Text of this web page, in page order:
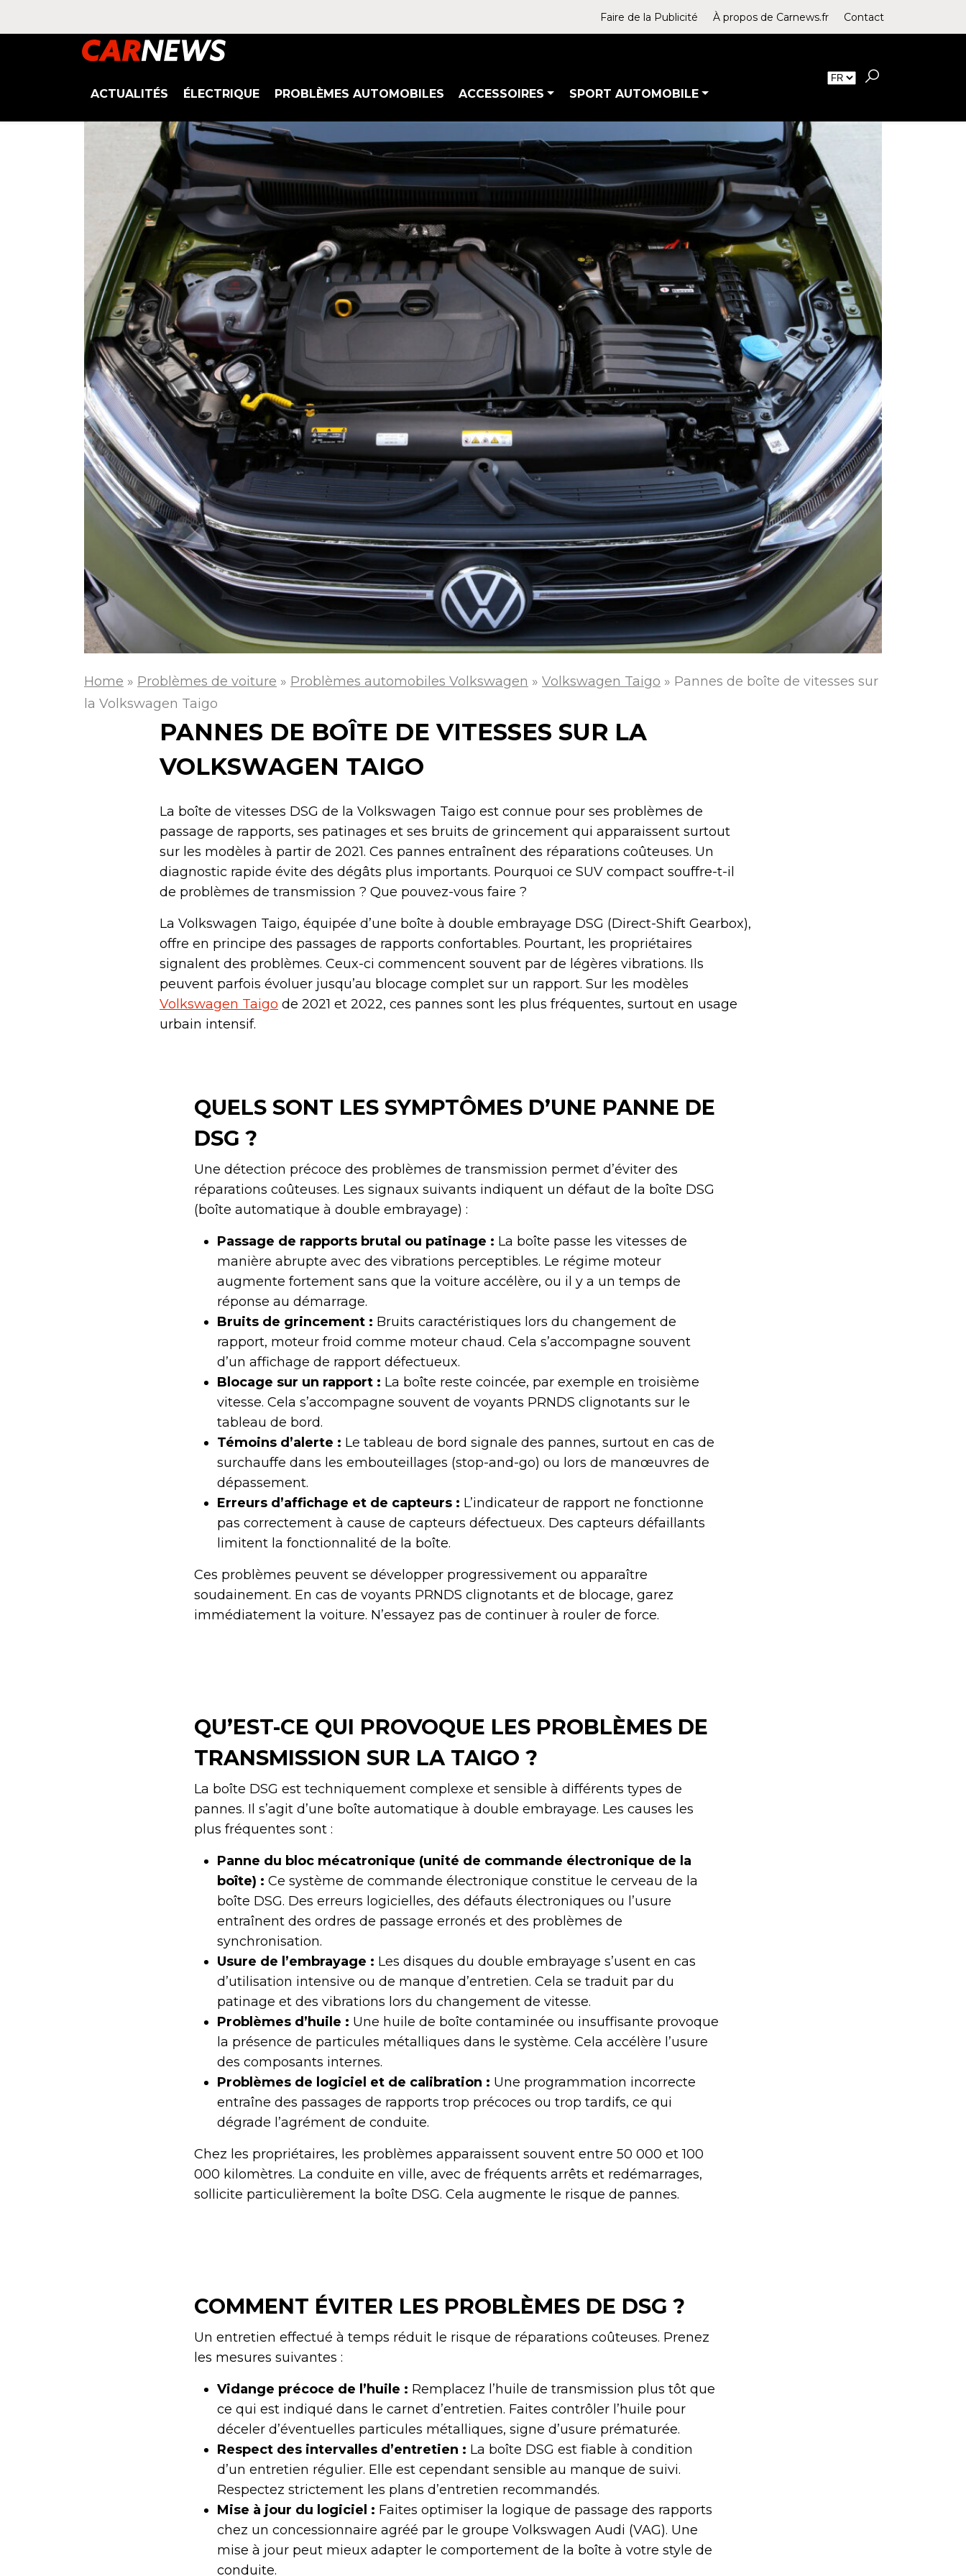
Faire de la Publicité À propos de Carnews.fr Contact
ACTUALITÉS ÉLECTRIQUE PROBLÈMES AUTOMOBILES ACCESSOIRES SPORT AUTOMOBILE
Home » Problèmes de voiture » Problèmes automobiles Volkswagen » Volkswagen Taigo » Pannes de boîte de vitesses sur
la Volkswagen Taigo
PANNES DE BOÎTE DE VITESSES SUR LA
VOLKSWAGEN TAIGO
La boîte de vitesses DSG de la Volkswagen Taigo est connue pour ses problèmes de
passage de rapports, ses patinages et ses bruits de grincement qui apparaissent surtout
sur les modèles à partir de 2021. Ces pannes entraînent des réparations coûteuses. Un
diagnostic rapide évite des dégâts plus importants. Pourquoi ce SUV compact souffre-t-il
de problèmes de transmission ? Que pouvez-vous faire ?
La Volkswagen Taigo, équipée d’une boîte à double embrayage DSG (Direct-Shift Gearbox),
offre en principe des passages de rapports confortables. Pourtant, les propriétaires
signalent des problèmes. Ceux-ci commencent souvent par de légères vibrations. Ils
peuvent parfois évoluer jusqu’au blocage complet sur un rapport. Sur les modèles
Volkswagen Taigo de 2021 et 2022, ces pannes sont les plus fréquentes, surtout en usage
urbain intensif.
QUELS SONT LES SYMPTÔMES D’UNE PANNE DE
DSG ?
Une détection précoce des problèmes de transmission permet d’éviter des
réparations coûteuses. Les signaux suivants indiquent un défaut de la boîte DSG
(boîte automatique à double embrayage) :
Passage de rapports brutal ou patinage : La boîte passe les vitesses de
manière abrupte avec des vibrations perceptibles. Le régime moteur
augmente fortement sans que la voiture accélère, ou il y a un temps de
réponse au démarrage.
Bruits de grincement : Bruits caractéristiques lors du changement de
rapport, moteur froid comme moteur chaud. Cela s’accompagne souvent
d’un affichage de rapport défectueux.
Blocage sur un rapport : La boîte reste coincée, par exemple en troisième
vitesse. Cela s’accompagne souvent de voyants PRNDS clignotants sur le
tableau de bord.
Témoins d’alerte : Le tableau de bord signale des pannes, surtout en cas de
surchauffe dans les embouteillages (stop-and-go) ou lors de manœuvres de
dépassement.
Erreurs d’affichage et de capteurs : L’indicateur de rapport ne fonctionne
pas correctement à cause de capteurs défectueux. Des capteurs défaillants
limitent la fonctionnalité de la boîte.
Ces problèmes peuvent se développer progressivement ou apparaître
soudainement. En cas de voyants PRNDS clignotants et de blocage, garez
immédiatement la voiture. N’essayez pas de continuer à rouler de force.
QU’EST-CE QUI PROVOQUE LES PROBLÈMES DE
TRANSMISSION SUR LA TAIGO ?
La boîte DSG est techniquement complexe et sensible à différents types de
pannes. Il s’agit d’une boîte automatique à double embrayage. Les causes les
plus fréquentes sont :
Panne du bloc mécatronique (unité de commande électronique de la
boîte) : Ce système de commande électronique constitue le cerveau de la
boîte DSG. Des erreurs logicielles, des défauts électroniques ou l’usure
entraînent des ordres de passage erronés et des problèmes de
synchronisation.
Usure de l’embrayage : Les disques du double embrayage s’usent en cas
d’utilisation intensive ou de manque d’entretien. Cela se traduit par du
patinage et des vibrations lors du changement de vitesse.
Problèmes d’huile : Une huile de boîte contaminée ou insuffisante provoque
la présence de particules métalliques dans le système. Cela accélère l’usure
des composants internes.
Problèmes de logiciel et de calibration : Une programmation incorrecte
entraîne des passages de rapports trop précoces ou trop tardifs, ce qui
dégrade l’agrément de conduite.
Chez les propriétaires, les problèmes apparaissent souvent entre 50 000 et 100
000 kilomètres. La conduite en ville, avec de fréquents arrêts et redémarrages,
sollicite particulièrement la boîte DSG. Cela augmente le risque de pannes.
COMMENT ÉVITER LES PROBLÈMES DE DSG ?
Un entretien effectué à temps réduit le risque de réparations coûteuses. Prenez
les mesures suivantes :
Vidange précoce de l’huile : Remplacez l’huile de transmission plus tôt que
ce qui est indiqué dans le carnet d’entretien. Faites contrôler l’huile pour
déceler d’éventuelles particules métalliques, signe d’usure prématurée.
Respect des intervalles d’entretien : La boîte DSG est fiable à condition
d’un entretien régulier. Elle est cependant sensible au manque de suivi.
Respectez strictement les plans d’entretien recommandés.
Mise à jour du logiciel : Faites optimiser la logique de passage des rapports
chez un concessionnaire agréé par le groupe Volkswagen Audi (VAG). Une
mise à jour peut mieux adapter le comportement de la boîte à votre style de
conduite.